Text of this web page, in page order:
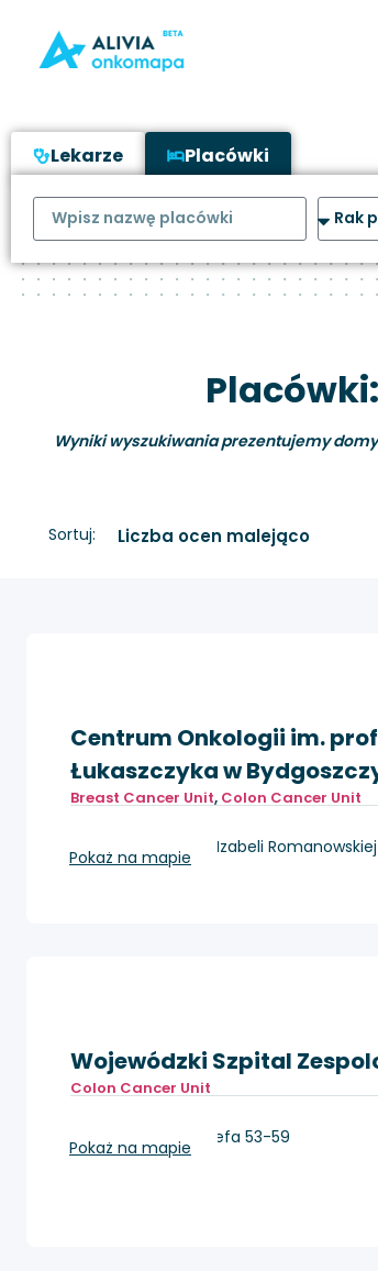
Lekarze Placówki
Wyniki wyszukiwania prezentujemy
Sortuj:
Centrum Onkologii im.
Łukaszczyka w
Breast Cancer Unit, Colon Cancer Unit
Bydgoszcz, ul. dr Izabeli
Pokaż na mapie
Wojewódzki Szpital
Colon Cancer Unit
Toruń, ul. św. Józefa 53-59
Pokaż na mapie